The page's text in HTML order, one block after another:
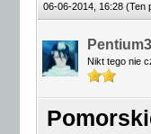
06-06-2014, 16:28 (Ten
Nikt tego nie